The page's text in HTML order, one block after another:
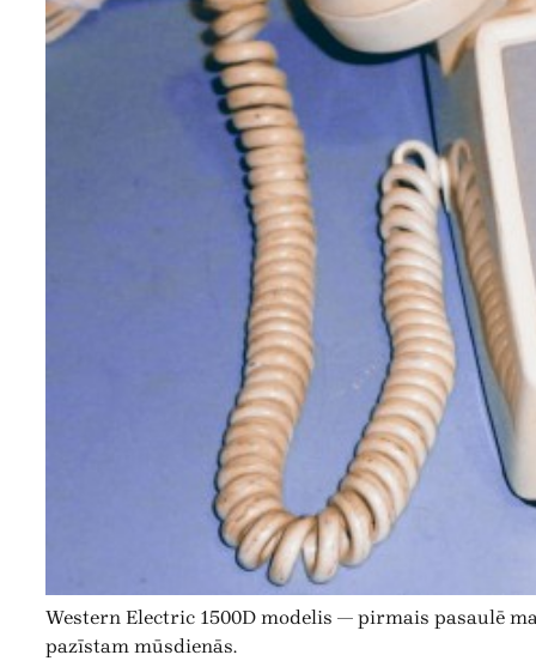
Western Electric 1500D modelis — pirmais pasaulē
pazīstam mūsdienās.